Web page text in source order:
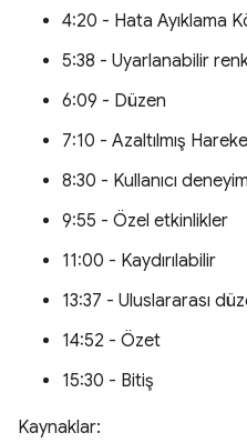
4:20 - Hata Ayıklama
5:38 - Uyarlanabilir
6:09 - Düzen
7:10 - Azaltılmış
8:30 - Kullanıcı
9:55 - Özel etkinlikler
11:00 - Kaydırılabilir
13:37 - Uluslararası
14:52 - Özet
15:30 - Bitiş
Kaynaklar: